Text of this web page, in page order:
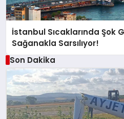
İstanbul Sıcaklarında Şok
Sağanakla Sarsılıyor!
Son Dakika